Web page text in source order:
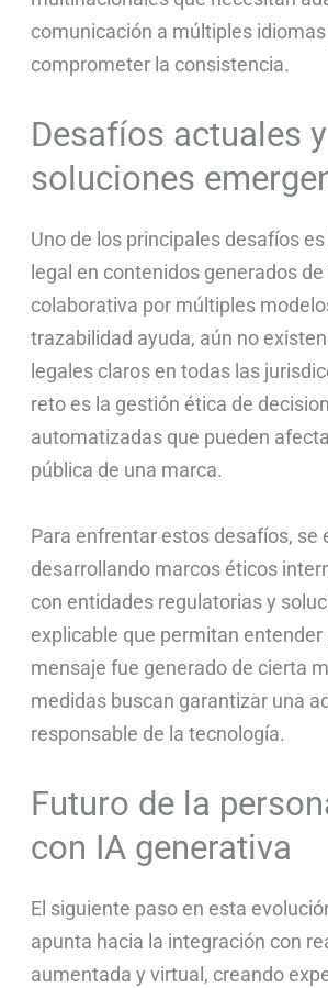
comunicación a múltiples
comprometer la consistencia.
Desafíos actuales y
soluciones
Uno de los principales desafíos
legal en contenidos generados
colaborativa por múltiples
trazabilidad ayuda, aún no
legales claros en todas las
reto es la gestión ética de
automatizadas que pueden
pública de una marca.
Para enfrentar estos desafíos, se
desarrollando marcos éticos
con entidades regulatorias y
explicable que permitan entender
mensaje fue generado de cierta
medidas buscan garantizar una
responsable de la tecnología.
Futuro de la
con IA generativa
El siguiente paso en esta
apunta hacia la integración con
aumentada y virtual, creando